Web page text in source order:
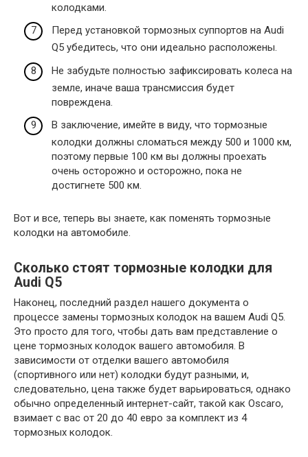
колодками.
Перед установкой тормозных суппортов на Audi
Q5 убедитесь, что они идеально расположены.
Не забудьте полностью зафиксировать колеса на
земле, иначе ваша трансмиссия будет
повреждена.
В заключение, имейте в виду, что тормозные
колодки должны сломаться между 500 и 1000 км,
поэтому первые 100 км вы должны проехать
очень осторожно и осторожно, пока не
достигнете 500 км.
Вот и все, теперь вы знаете, как поменять тормозные
колодки на автомобиле.
Сколько стоят тормозные колодки для
Audi Q5
Наконец, последний раздел нашего документа о
процессе замены тормозных колодок на вашем Audi Q5.
Это просто для того, чтобы дать вам представление о
цене тормозных колодок вашего автомобиля. В
зависимости от отделки вашего автомобиля
(спортивного или нет) колодки будут разными, и,
следовательно, цена также будет варьироваться, однако
обычно определенный интернет-сайт, такой как Oscaro,
взимает с вас от 20 до 40 евро за комплект из 4
тормозных колодок.